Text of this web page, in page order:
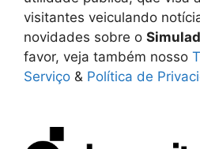
visitantes veiculando
novidades sobre o
favor, veja também nosso
Serviço & Política de